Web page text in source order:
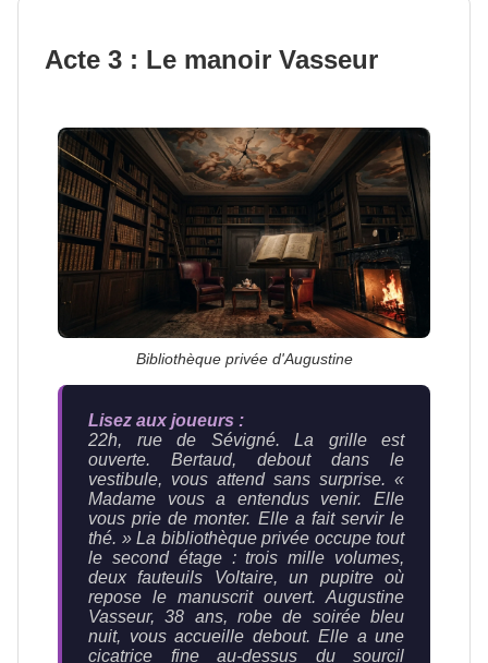
Acte 3 : Le manoir Vasseur
Bibliothèque privée d'Augustine
Lisez aux joueurs :
22h, rue de Sévigné. La grille est
ouverte. Bertaud, debout dans le
vestibule, vous attend sans surprise. «
Madame vous a entendus venir. Elle
vous prie de monter. Elle a fait servir le
thé. »La bibliothèque privée occupe tout
le second étage : trois mille volumes,
deux fauteuils Voltaire, un pupitre où
repose le manuscrit ouvert. Augustine
Vasseur, 38 ans, robe de soirée bleu
nuit, vous accueille debout. Elle a une
cicatrice fine au-dessus du sourcil